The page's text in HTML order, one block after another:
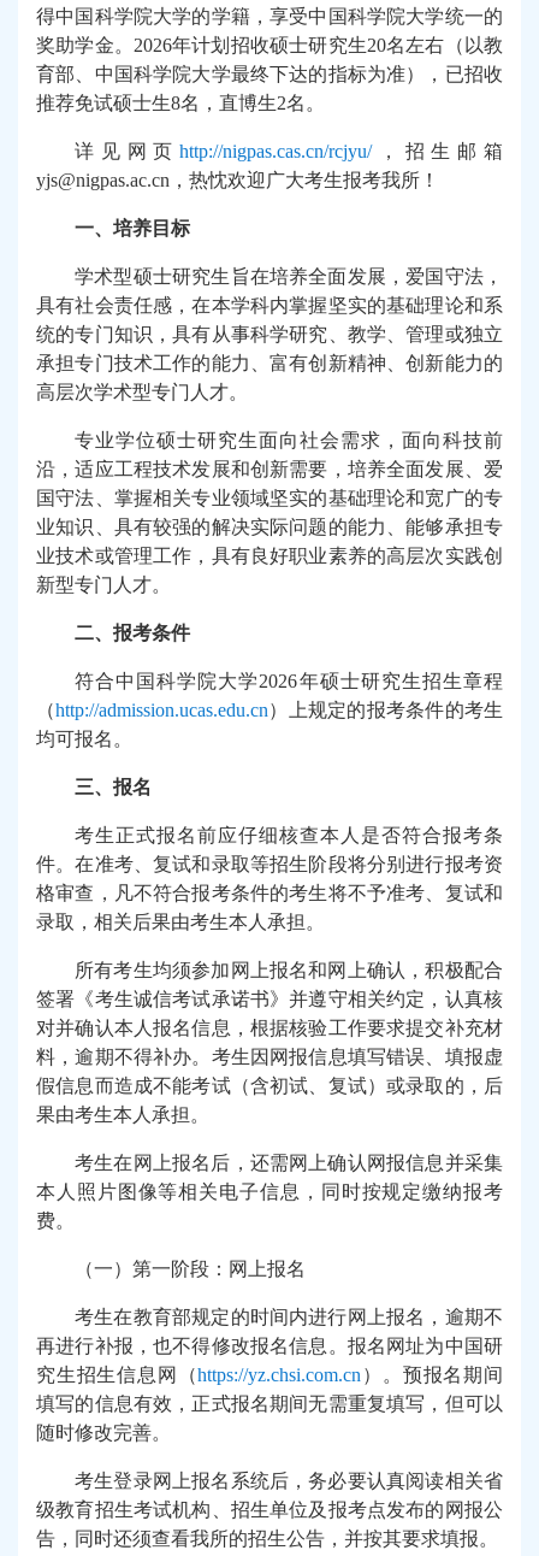
得中国科学院大学的学籍，享受中国科学院大学统一的
奖助学金。 2026年计划招收硕士研究生20名左右（以教
育部、中国科学院大学最终下达的指标为准），已招收
推荐免试硕士生8名，直博生2名。
详见网页http://nigpas.cas.cn/rcjyu/，招生邮箱
yjs@nigpas.ac.cn ，热忱欢迎广大考生报考我所！
一、培养目标
学术型硕士研究生旨在培养全面发展，爱国守法，
具有社会责任感，在本学科内掌握坚实的基础理论和系
统的专门知识，具有从事科学研究、教学、管理或独立
承担专门技术工作的能力、富有创新精神、创新能力的
高层次学术型专门人才。
专业学位硕士研究生面向社会需求，面向科技前
沿，适应工程技术发展和创新需要，培养全面发展、爱
国守法、掌握相关专业领域坚实的基础理论和宽广的专
业知识、具有较强的解决实际问题的能力、能够承担专
业技术或管理工作，具有良好职业素养的高层次实践创
新型专门人才。
二、 报考条件
符合中国科学院大学2026年硕士研究生招生章程
（http://admission.ucas.edu.cn）上规定的报考条件的考生
均可报名。
三、报名
考生正式报名前应仔细核查本人是否符合报考条
件。在准考、复试和录取等招生阶段将分别进行报考资
格审查，凡不符合报考条件的考生将不予准考、复试和
录取，相关后果由考生本人承担。
所有考生均须参加网上报名和网上确认，积极配合
签署《考生诚信考试承诺书》并遵守相关约定，认真核
对并确认本人报名信息，根据核验工作要求提交补充材
料，逾期不得补办。考生因网报信息填写错误、填报虚
假信息而造成不能考试（含初试、复试）或录取的，后
果由考生本人承担。
考生在网上报名后，还需网上确认网报信息并采集
本人照片图像等相关电子信息，同时按规定缴纳报考
费。
（一）第一阶段：网上报名
考生在教育部规定的时间内进行网上报名，逾期不
再进行补报，也不得修改报名信息。报名网址为中国研
究生招生信息网（https://yz.chsi.com.cn ）。预报名期间
填写的信息有效，正式报名期间无需重复填写，但可以
随时修改完善。
考生登录网上报名系统后，务必要认真阅读相关省
级教育招生考试机构、招生单位及报考点发布的网报公
告，同时还须查看我所的招生公告，并按其要求填报。